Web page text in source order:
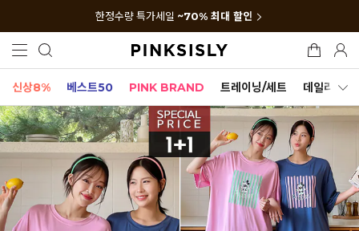
한정수량 특가세일 ~70% 최대 할인
신상8% 베스트50 PINK BRAND 트레이닝/세트 데일리세트